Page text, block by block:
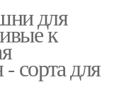
для
к
сорта для